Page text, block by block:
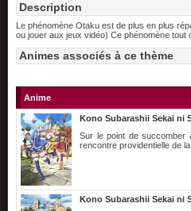
Description
Le phénomène Otaku est de plus en plus
ou jouer aux jeux vidéo) Ce phénomène tout
Animes associés à ce thème
Anime
Kono Subarashii Sekai ni
Sur le point de succomber
rencontre providentielle de
Kono Subarashii Sekai ni